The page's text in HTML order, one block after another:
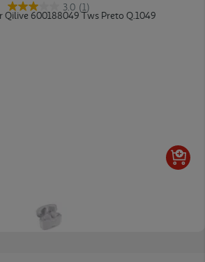
3.0 (1)
600188049 Tws Preto Q.1049